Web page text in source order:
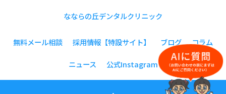
なならの丘デンタルクリニック
無料メール相談 採用情報【特設サイト】 ブログ コラム
ニュース 公式Instagram